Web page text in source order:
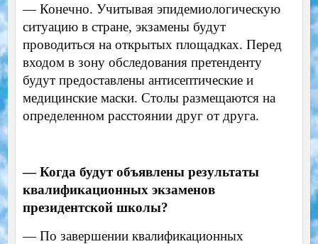
— Конечно. Учитывая эпидемиологическую
ситуацию в стране, экзамены будут
проводиться на открытых площадках. Перед
входом в зону обследования претенденту
будут предоставлены антисептические и
медицинские маски. Столы размещаются на
определенном расстоянии друг от друга.
— Когда будут объявлены результаты
квалификационных экзаменов
президентской школы?
— По завершении квалификационных